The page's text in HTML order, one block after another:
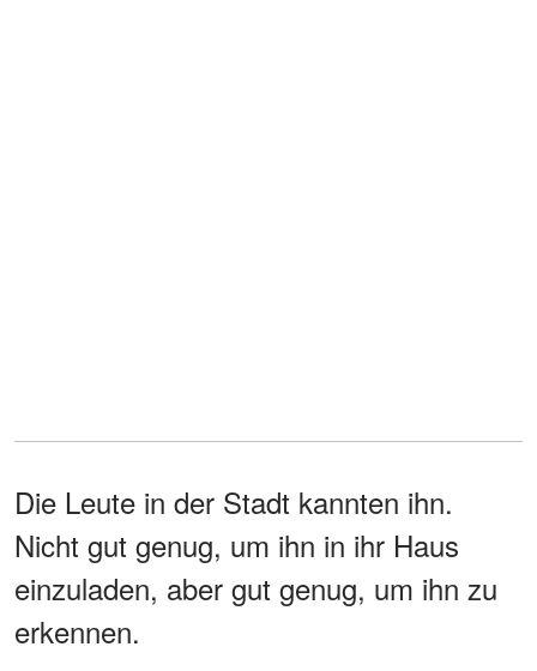
Die Leute in der Stadt kannten ihn.
Nicht gut genug, um ihn in ihr Haus
einzuladen, aber gut genug, um ihn zu
erkennen.